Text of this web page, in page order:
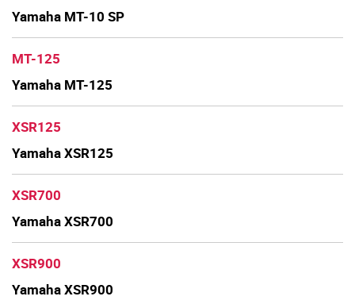
Yamaha MT-10 SP
MT-125
Yamaha MT-125
XSR125
Yamaha XSR125
XSR700
Yamaha XSR700
XSR900
Yamaha XSR900